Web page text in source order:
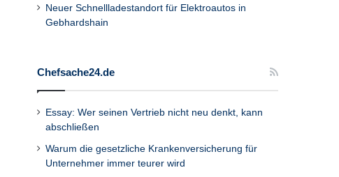
Neuer Schnellladestandort für Elektroautos in
Gebhardshain
Chefsache24.de
Essay: Wer seinen Vertrieb nicht neu denkt, kann
abschließen
Warum die gesetzliche Krankenversicherung für
Unternehmer immer teurer wird